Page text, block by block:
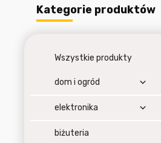
Kategorie produktów
Wszystkie produkty
dom i ogród
elektronika
biżuteria